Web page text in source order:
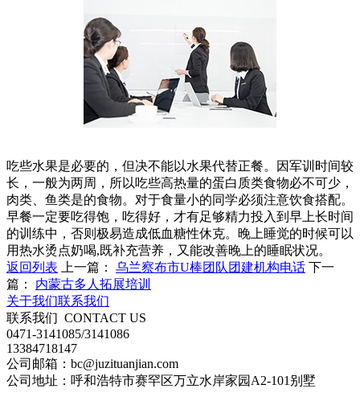
吃些水果是必要的，但决不能以水果代替正餐。因军训时间较
长，一般为两周，所以吃些高热量的蛋白质类食物必不可少，
肉类、鱼类是的食物。对于食量小的同学必须注意饮食搭配。
早餐一定要吃得饱，吃得好，才有足够精力投入到早上长时间
的训练中，否则极易造成低血糖性休克。晚上睡觉的时候可以
用热水烫点奶喝,既补充营养，又能改善晚上的睡眠状况。
返回列表
上一篇： 乌兰察布市U棒团队团建机构电话 下一
篇： 内蒙古多人拓展培训
关于我们联系我们
联系我们 CONTACT US
0471-3141085/3141086
13384718147
公司邮箱：bc@juzituanjian.com
公司地址：呼和浩特市赛罕区万立水岸家园A2-101别墅